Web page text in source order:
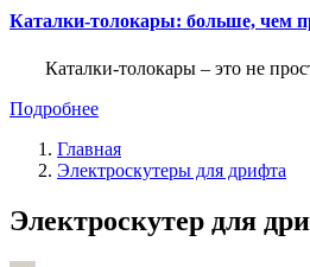
Каталки-толокары: больше, чем
Каталки-толокары – это не
Подробнее
Главная
Электроскутеры для дрифта
Электроскутер для